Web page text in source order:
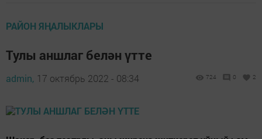
РАЙОН ЯҢАЛЫКЛАРЫ
Тулы аншлаг белән үтте
admin, 17 октябрь 2022 - 08:34 724 0 2